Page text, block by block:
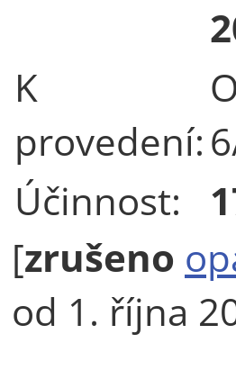
K
provedení:
Účinnost:
[zrušeno
od 1. října